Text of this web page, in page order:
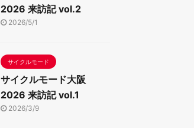
2026 来訪記 vol.2
2026/5/1
サイクルモード
サイクルモード大阪
2026 来訪記 vol.1
2026/3/9